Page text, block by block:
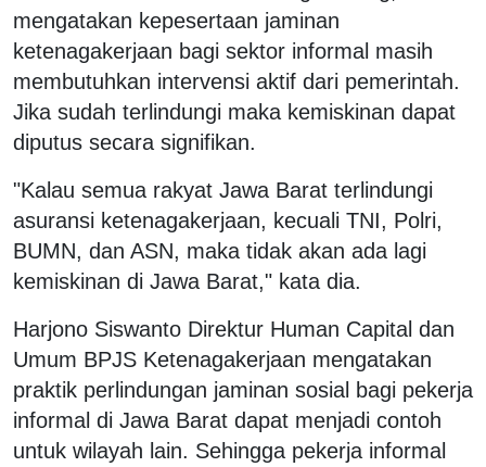
mengatakan kepesertaan jaminan
ketenagakerjaan bagi sektor informal masih
membutuhkan intervensi aktif dari pemerintah.
Jika sudah terlindungi maka kemiskinan dapat
diputus secara signifikan.
"Kalau semua rakyat Jawa Barat terlindungi
asuransi ketenagakerjaan, kecuali TNI, Polri,
BUMN, dan ASN, maka tidak akan ada lagi
kemiskinan di Jawa Barat," kata dia.
Harjono Siswanto Direktur Human Capital dan
Umum BPJS Ketenagakerjaan mengatakan
praktik perlindungan jaminan sosial bagi pekerja
informal di Jawa Barat dapat menjadi contoh
untuk wilayah lain. Sehingga pekerja informal